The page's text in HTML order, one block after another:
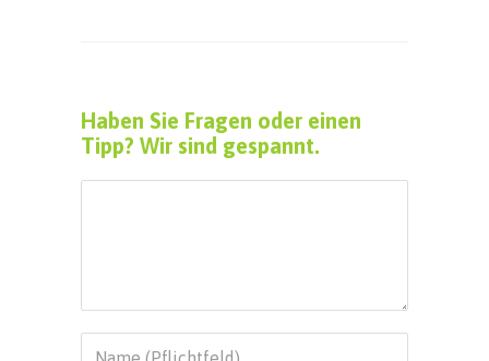
Haben Sie Fragen oder einen
Tipp? Wir sind gespannt.